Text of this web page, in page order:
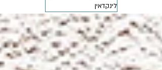
לינקדאין